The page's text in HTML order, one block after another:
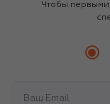
Чтобы первыми